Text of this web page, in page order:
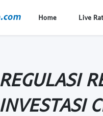
Home Live
REGULASI
INVESTASI